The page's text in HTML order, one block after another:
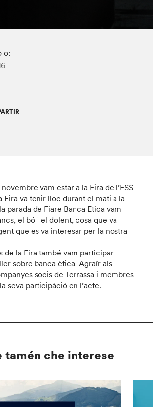
o:
novembre vam estar a la Fira de l’ESS
Fira va tenir lloc durant el mati a la
parada de Fiare Banca Etica vam
el bó i el dolent, cosa que va
que es va interesar per la nostra
de la Fira també vam participar
sobre banca ètica. Agraïr als
socis de Terrassa i membres
seva participàció en l’acte.
tamén che interese